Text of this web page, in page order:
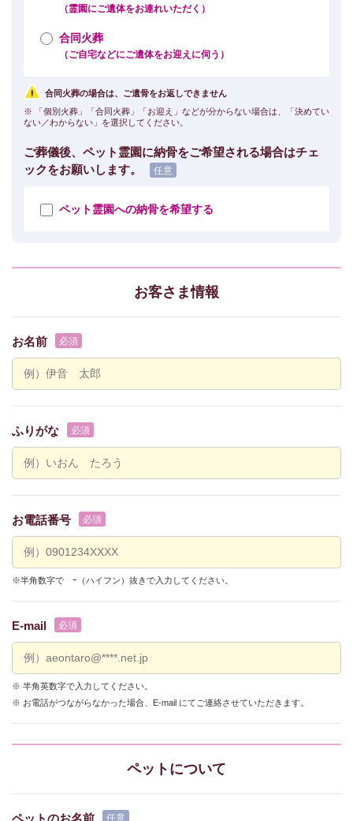
（霊園にご遺体をお連れいただく）
合同火葬
（ご自宅などにご遺体をお迎えに伺う）
合同火葬の場合は、ご遺骨をお返しできません
※ 「個別火葬」「合同火葬」「お迎え」などが分からない場合は、「決めてい
ない／わからない」を選択してください。
ご葬儀後、ペット霊園に納骨をご希望される場合はチェ
ックをお願いします。
ペット霊園への納骨を希望する
お客さま情報
お名前
ふりがな
お電話番号
※半角数字で ｰ（ハイフン）抜きで入力してください。
E-mail
※ 半角英数字で入力してください。
※ お電話がつながらなかった場合、E-mail にてご連絡させていただきます。
ペットについて